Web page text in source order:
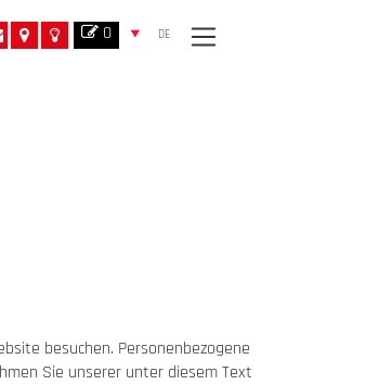
DE
0
besuchen. Personenbezogene
Sie unserer unter diesem Text